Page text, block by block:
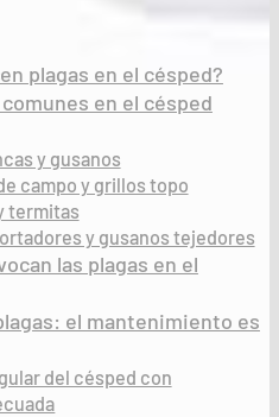
plagas en el césped?
en el césped
y gusanos
campo y grillos topo
termitas
y gusanos tejedores
las plagas en el
el mantenimiento es
del césped con